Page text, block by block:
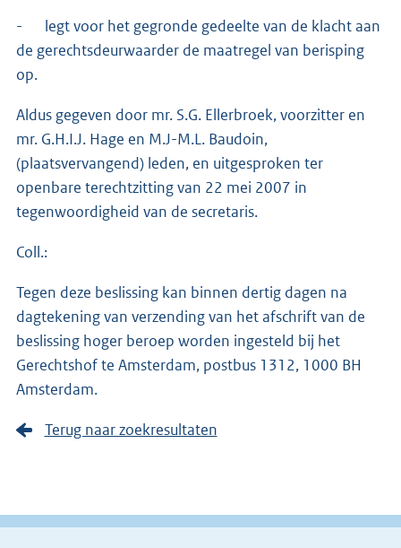
- legt voor het gegronde gedeelte van de klacht aan
de gerechtsdeurwaarder de maatregel van berisping
op.
Aldus gegeven door mr. S.G. Ellerbroek, voorzitter en
mr. G.H.I.J. Hage en M.J-M.L. Baudoin,
(plaatsvervangend) leden, en uitgesproken ter
openbare terechtzitting van 22 mei 2007 in
tegenwoordigheid van de secretaris.
Coll.:
Tegen deze beslissing kan binnen dertig dagen na
dagtekening van verzending van het afschrift van de
beslissing hoger beroep worden ingesteld bij het
Gerechtshof te Amsterdam, postbus 1312, 1000 BH
Amsterdam.
Terug naar zoekresultaten